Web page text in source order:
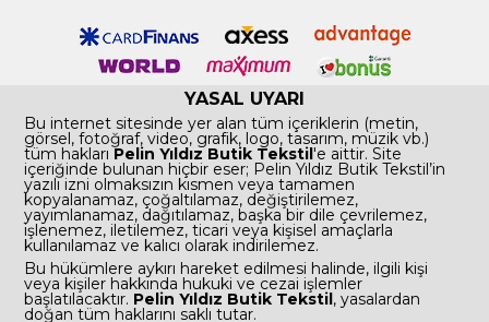
YASAL UYARI
Bu internet sitesinde yer alan tüm içeriklerin (metin,
görsel, fotoğraf, video, grafik, logo, tasarım, müzik vb.)
tüm haklarıPelin Yıldız Butik Tekstil'e aittir. Site
içeriğinde bulunan hiçbir eser; Pelin Yıldız Butik Tekstil’in
yazılı izni olmaksızın kısmen veya tamamen
kopyalanamaz, çoğaltılamaz, değiştirilemez,
yayımlanamaz, dağıtılamaz, başka bir dile çevrilemez,
işlenemez, iletilemez, ticari veya kişisel amaçlarla
kullanılamaz ve kalıcı olarak indirilemez.
Bu hükümlere aykırı hareket edilmesi halinde, ilgili kişi
veya kişiler hakkında hukuki ve cezai işlemler
başlatılacaktır. Pelin Yıldız Butik Tekstil, yasalardan
doğan tüm haklarını saklı tutar.